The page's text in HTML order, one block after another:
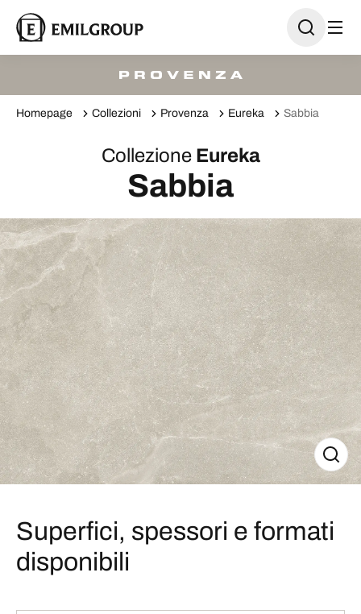
Homepage Collezioni Provenza Eureka Sabbia
Collezione Eureka
Sabbia
Superfici, spessori e formati
disponibili